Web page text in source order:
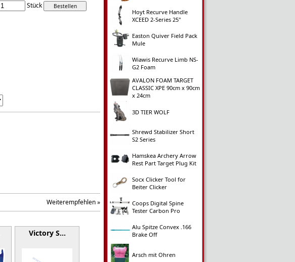
Stück
Weiterempfehlen »
Victory S…
Hoyt Recurve Handle
XCEED 2-Series 25"
Easton Quiver Field Pack
Mule
Wiawis Recurve Limb NS-
G2 Foam
AVALON FOAM TARGET
CLASSIC XPE 90cm x 90cm
x 24cm
3D TIER WOLF
Shrewd Stabilizer Short
S2 Series
Hamskea Archery Arrow
Rest Part Target Plug Kit
Socx Clicker Tool for
Beiter Clicker
Coops Digital Spine
Tester Carbon Pro
Alu Spitze Convex .166
Brake Off
Arsch mit Ohren